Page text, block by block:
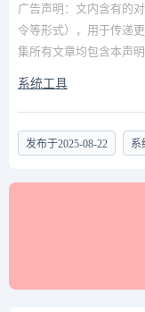
广告声明：文内含有的
令等形式），用于传递
集所有文章均包含本声明
系统工具
发布于2025-08-22 系